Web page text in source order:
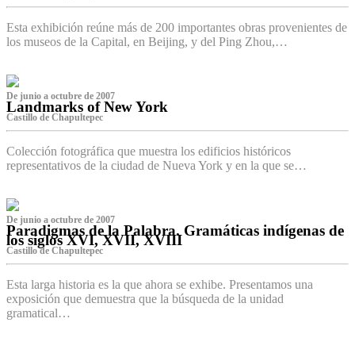
Esta exhibición reúne más de 200 importantes obras provenientes de
los museos de la Capital, en Beijing, y del Ping Zhou,…
De junio a octubre de 2007
Landmarks of New York
Castillo de Chapultepec
Colección fotográfica que muestra los edificios históricos
representativos de la ciudad de Nueva York y en la que se…
De junio a octubre de 2007
Paradigmas de la Palabra. Gramáticas indígenas de
los siglos XVI, XVII, XVIII
Castillo de Chapultepec
Esta larga historia es la que ahora se exhibe. Presentamos una
exposición que demuestra que la búsqueda de la unidad
gramatical…